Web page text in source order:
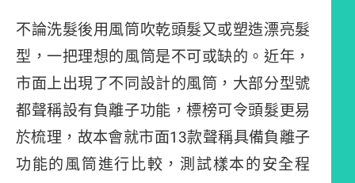
不論洗髮後用風筒吹乾頭髮又或塑造漂亮髮
型，一把理想的風筒是不可或缺的。近年，
市面上出現了不同設計的風筒，大部分型號
都聲稱設有負離子功能，標榜可令頭髮更易
於梳理，故本會就市面13款聲稱具備負離子
功能的風筒進行比較，測試樣本的安全程